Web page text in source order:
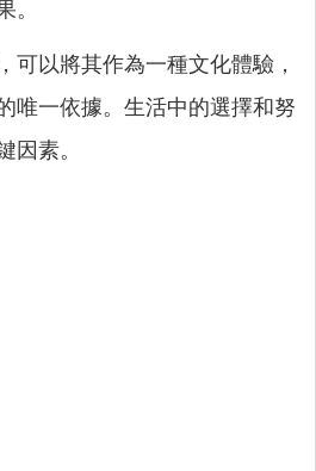
。
可以將其作為一種文化體驗，
唯一依據。生活中的選擇和努
因素。